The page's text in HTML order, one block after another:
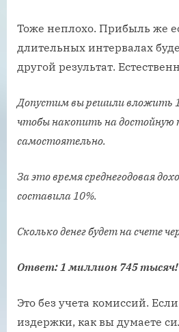
Тоже неплохо. Прибыль же
длительных интервалах
другой результат.
Допустим вы решили вложить
чтобы накопить на достойную
самостоятельно.
За это время среднегодовая
составила 10%.
Сколько денег будет на счете
Ответ: 1 миллион 745 тысяч!
Это без учета комиссий.
издержки, как вы думаете